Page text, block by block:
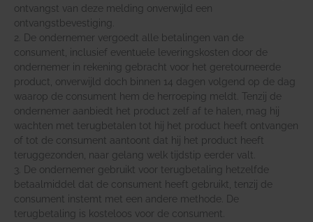
ontvangst van deze melding onverwijld een
ontvangstbevestiging.
2. De ondernemer vergoedt alle betalingen van de
consument, inclusief eventuele leveringskosten door de
ondernemer in rekening gebracht voor het geretourneerde
product, onverwijld doch binnen 14 dagen volgend op de dag
waarop de consument hem de herroeping meldt. Tenzij de
ondernemer aanbiedt het product zelf af te halen, mag hij
wachten met terugbetalen tot hij het product heeft ontvangen
of tot de consument aantoont dat hij het product heeft
teruggezonden, naar gelang welk tijdstip eerder valt.
3. De ondernemer gebruikt voor terugbetaling hetzelfde
betaalmiddel dat de consument heeft gebruikt, tenzij de
consument instemt met een andere methode. De
terugbetaling is kosteloos voor de consument.